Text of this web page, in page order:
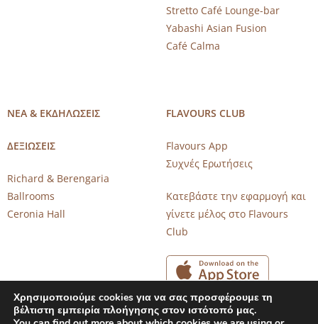
Stretto Café Lounge-bar
Yabashi Asian Fusion
Café Calma
ΝΕΑ & ΕΚΔΗΛΩΣΕΙΣ
ΔΕΞΙΩΣΕΙΣ
Richard & Berengaria
Ballrooms
Ceronia Hall
FLAVOURS CLUB
Flavours App
Συχνές Ερωτήσεις
Κατεβάστε την εφαρμογή και
γίνετε μέλος στο Flavours
Club
Χρησιμοποιούμε cookies για να σας προσφέρουμε τη
βέλτιστη εμπειρία πλοήγησης στον ιστότοπό μας.